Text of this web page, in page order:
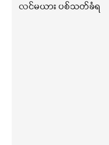
လင်မယား ပစ်သတ်ခံရ